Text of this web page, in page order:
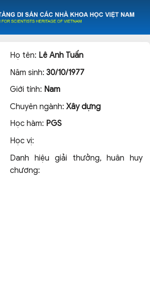
Họ tên: Lê Anh Tuấn
Năm sinh:30/10/1977
Giới tính: Nam
Chuyên ngành:Xây dựng
Học hàm: PGS
Học vị:
Danh hiệu giải thưởng, huân huy
chương: